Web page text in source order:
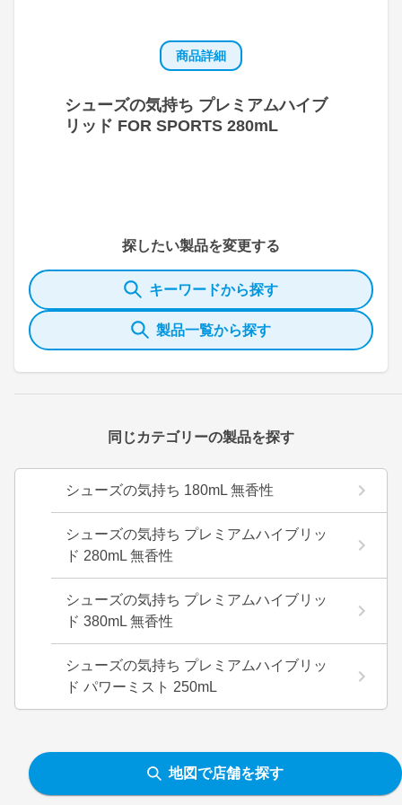
商品詳細
シューズの気持ち プレミアムハイブ
リッド FOR SPORTS 280mL
探したい製品を変更する
キーワードから探す
製品一覧から探す
同じカテゴリーの製品を探す
シューズの気持ち 180mL 無香性
シューズの気持ち プレミアムハイブリッ
ド 280mL 無香性
シューズの気持ち プレミアムハイブリッ
ド 380mL 無香性
シューズの気持ち プレミアムハイブリッ
ド パワーミスト 250mL
地図で店舗を探す